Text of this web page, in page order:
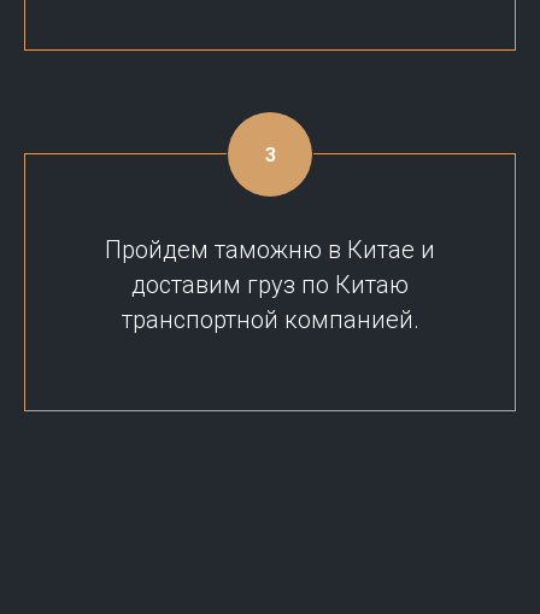
Пройдем таможню в Китае и
доставим груз по Китаю
транспортной компанией.